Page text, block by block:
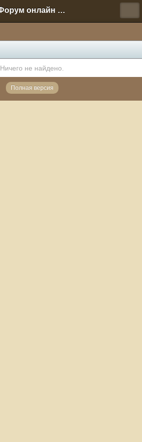
Форум онлайн игры "Новая Эра" (Нюра Биз)
Ничего не найдено.
Полная версия